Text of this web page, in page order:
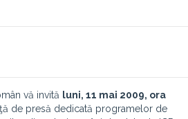
vă invită luni, 11 mai 2009, ora
de presă dedicată programelor de